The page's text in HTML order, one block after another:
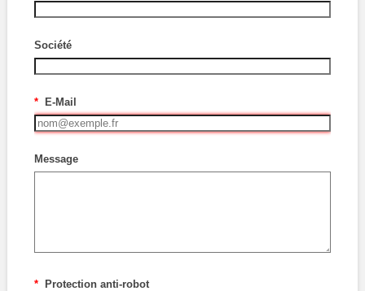
Société
* E-Mail
Message
* Protection anti-robot